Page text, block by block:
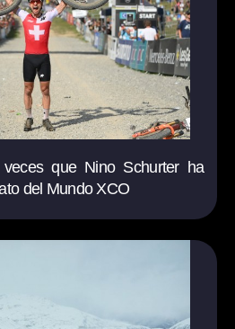
que Nino Schurter ha
del Mundo XCO